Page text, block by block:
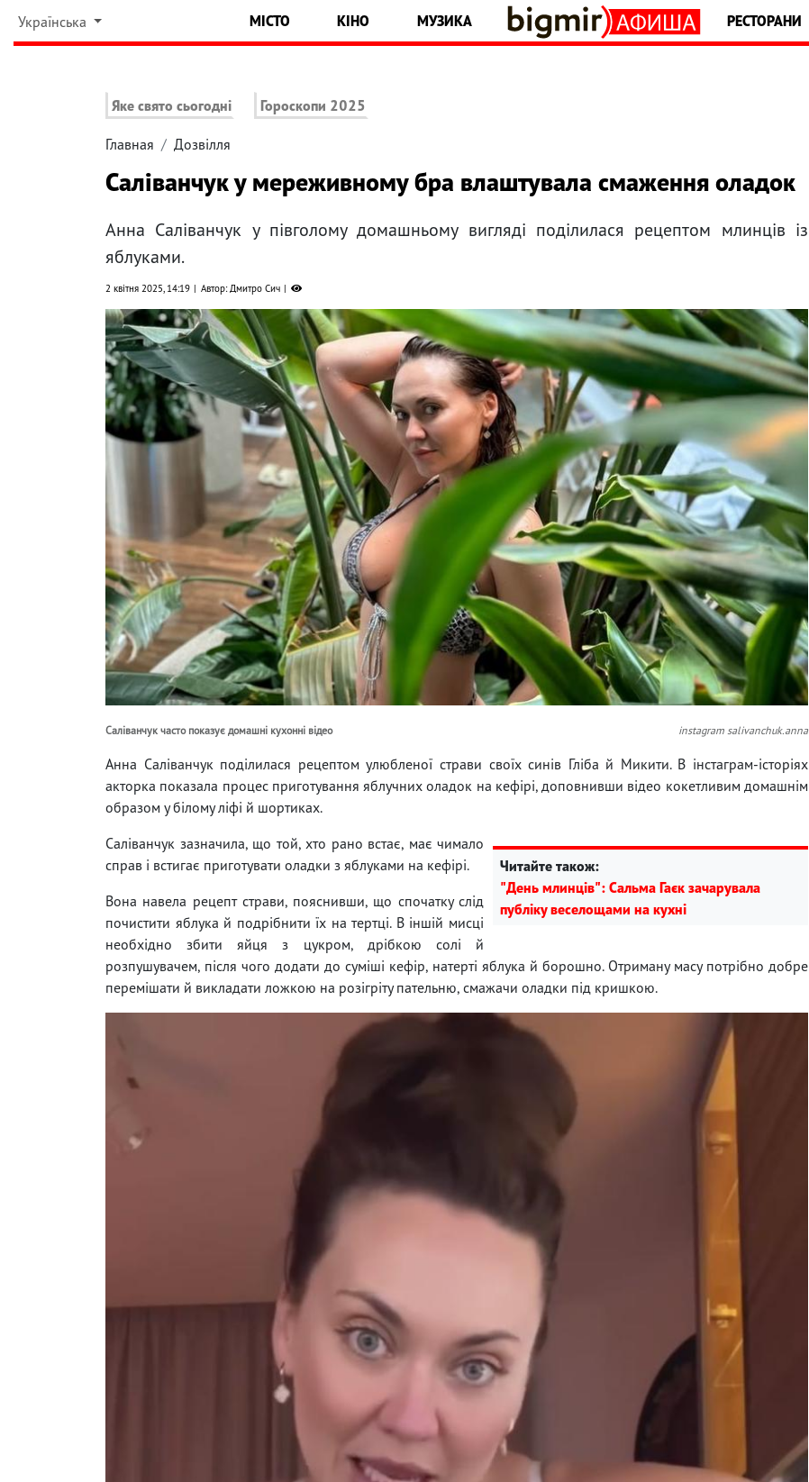
Українська МІСТО КІНО МУЗИКА РЕСТОРАНИ
Яке свято сьогодні Гороскопи 2025
Главная Дозвілля
Саліванчук у мереживному бра влаштувала смаження оладок
Анна Саліванчук у півголому домашньому вигляді поділилася рецептом млинців із
яблуками.
2 квітня 2025, 14:19 Автор: Дмитро Сич
Саліванчук часто показує домашні кухонні відео instagram salivanchuk.anna
Анна Саліванчук поділилася рецептом улюбленої страви своїх синів Гліба й Микити. В інстаграм-історіях
акторка показала процес приготування яблучних оладок на кефірі, доповнивши відео кокетливим домашнім
образом у білому ліфі й шортиках.
Читайте також:
"День млинців": Сальма Гаєк зачарувала
публіку веселощами на кухні
Саліванчук зазначила, що той, хто рано встає, має чимало
справ і встигає приготувати оладки з яблуками на кефірі.
Вона навела рецепт страви, пояснивши, що спочатку слід
почистити яблука й подрібнити їх на тертці. В іншій мисці
необхідно збити яйця з цукром, дрібкою солі й
розпушувачем, після чого додати до суміші кефір, натерті яблука й борошно. Отриману масу потрібно добре
перемішати й викладати ложкою на розігріту пательню, смажачи оладки під кришкою.